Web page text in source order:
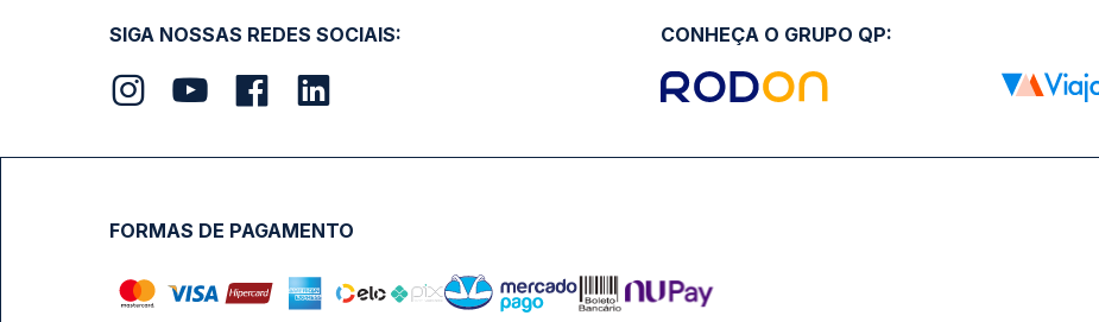
SIGA NOSSAS REDES SOCIAIS: CONHEÇA O GRUPO QP:
FORMAS DE PAGAMENTO